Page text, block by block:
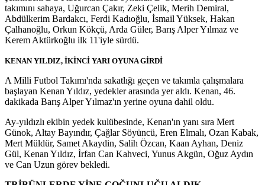
takımını sahaya, Uğurcan Çakır, Zeki Çelik, Merih Demiral,
Abdülkerim Bardakcı, Ferdi Kadıoğlu, İsmail Yüksek, Hakan
Çalhanoğlu, Orkun Kökçü, Arda Güler, Barış Alper Yılmaz ve
Kerem Aktürkoğlu ilk 11'iyle sürdü.
KENAN YILDIZ, İKİNCİ YARI OYUNA GİRDİ
A Milli Futbol Takımı'nda sakatlığı geçen ve takımla çalışmalara
başlayan Kenan Yıldız, yedekler arasında yer aldı. Kenan, 46.
dakikada Barış Alper Yılmaz'ın yerine oyuna dahil oldu.
Ay-yıldızlı ekibin yedek kulübesinde, Kenan'ın yanı sıra Mert
Günok, Altay Bayındır, Çağlar Söyüncü, Eren Elmalı, Ozan Kabak,
Mert Müldür, Samet Akaydin, Salih Özcan, Kaan Ayhan, Deniz
Gül, Kenan Yıldız, İrfan Can Kahveci, Yunus Akgün, Oğuz Aydın
ve Can Uzun görev bekledi.